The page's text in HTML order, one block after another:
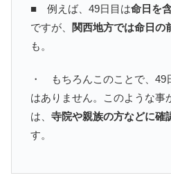
■ 例えば、49日目は命日を
ですが、
関西地方では命日の
も。
・ もちろんこのことで、49
はありません。このような事
は、 寺院や親族の方などに確
す。